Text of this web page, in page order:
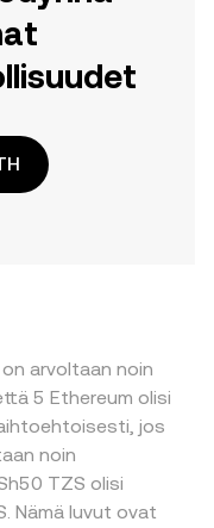
arvoltaan noin
5 Ethereum olisi
jos
noin
TZS olisi
Nämä luvut ovat